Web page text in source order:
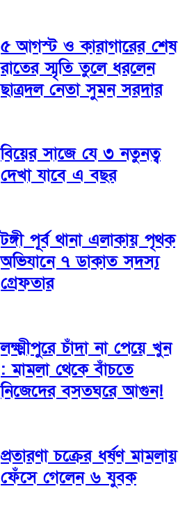
৫ আগস্ট ও কারাগারের শেষ
রাতের স্মৃতি তুলে ধরলেন
ছাত্রদল নেতা সুমন সরদার
বিয়ের সাজে যে ৩ নতুনত্ব
দেখা যাবে এ বছর
টঙ্গী পূর্ব থানা এলাকায় পৃথক
অভিযানে ৭ ডাকাত সদস্য
গ্রেফতার
লক্ষ্মীপুরে চাঁদা না পেয়ে খুন
: মামলা থেকে বাঁচতে
নিজেদের বসতঘরে আগুন!
প্রতারণা চক্রের ধর্ষণ মামলায়
ফেঁসে গেলেন ৬ যুবক